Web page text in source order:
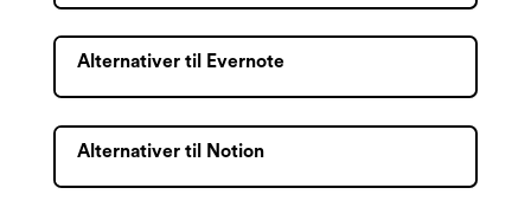
Alternativer til Evernote
Alternativer til Notion